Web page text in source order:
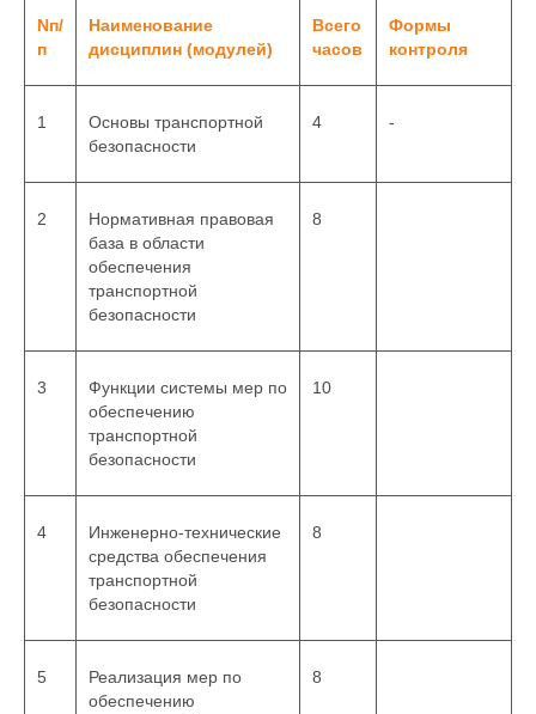
Nп/
п
Наименование
дисциплин (модулей)
Всего
часов
Формы
контроля
1
Основы транспортной
безопасности
4 -
2
Нормативная правовая
база в области
обеспечения
транспортной
безопасности
8
3
Функции системы мер по
обеспечению
транспортной
безопасности
10
4
Инженерно-технические
средства обеспечения
транспортной
безопасности
8
5
Реализация мер по
обеспечению
8